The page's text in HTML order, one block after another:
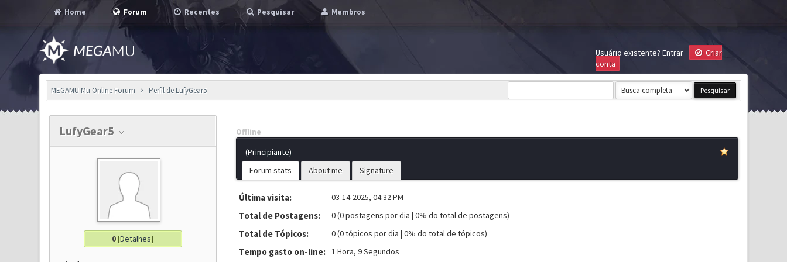
Home Forum Recentes Pesquisar Membros
Usuário existente? Entrar
Criar
conta
MEGAMU Mu Online Forum Perfil de LufyGear5
LufyGear5
0[Detalhes]
Offline
(Principiante)
Forum stats
About me Signature
Última visita: 03-14-2025, 04:32 PM
Total de Postagens: 0 (0 postagens por dia | 0% do total de postagens)
Total de Tópicos: 0 (0 tópicos por dia | 0% do total de tópicos)
Tempo gasto on-line: 1 Hora, 9 Segundos